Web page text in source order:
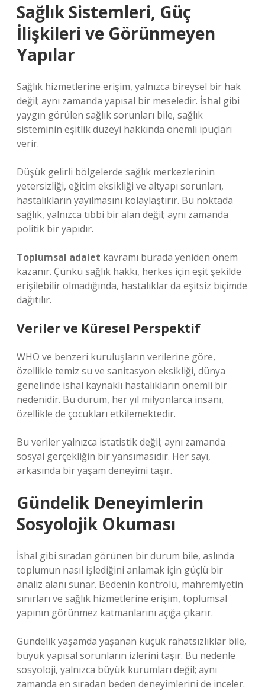
Sağlık Sistemleri, Güç
İlişkileri ve Görünmeyen
Yapılar
Sağlık hizmetlerine erişim, yalnızca bireysel bir hak
değil; aynı zamanda yapısal bir meseledir. İshal gibi
yaygın görülen sağlık sorunları bile, sağlık
sisteminin eşitlik düzeyi hakkında önemli ipuçları
verir.
Düşük gelirli bölgelerde sağlık merkezlerinin
yetersizliği, eğitim eksikliği ve altyapı sorunları,
hastalıkların yayılmasını kolaylaştırır. Bu noktada
sağlık, yalnızca tıbbi bir alan değil; aynı zamanda
politik bir yapıdır.
Toplumsal adalet kavramı burada yeniden önem
kazanır. Çünkü sağlık hakkı, herkes için eşit şekilde
erişilebilir olmadığında, hastalıklar da eşitsiz biçimde
dağıtılır.
Veriler ve Küresel Perspektif
WHO ve benzeri kuruluşların verilerine göre,
özellikle temiz su ve sanitasyon eksikliği, dünya
genelinde ishal kaynaklı hastalıkların önemli bir
nedenidir. Bu durum, her yıl milyonlarca insanı,
özellikle de çocukları etkilemektedir.
Bu veriler yalnızca istatistik değil; aynı zamanda
sosyal gerçekliğin bir yansımasıdır. Her sayı,
arkasında bir yaşam deneyimi taşır.
Gündelik Deneyimlerin
Sosyolojik Okuması
İshal gibi sıradan görünen bir durum bile, aslında
toplumun nasıl işlediğini anlamak için güçlü bir
analiz alanı sunar. Bedenin kontrolü, mahremiyetin
sınırları ve sağlık hizmetlerine erişim, toplumsal
yapının görünmez katmanlarını açığa çıkarır.
Gündelik yaşamda yaşanan küçük rahatsızlıklar bile,
büyük yapısal sorunların izlerini taşır. Bu nedenle
sosyoloji, yalnızca büyük kurumları değil; aynı
zamanda en sıradan beden deneyimlerini de inceler.